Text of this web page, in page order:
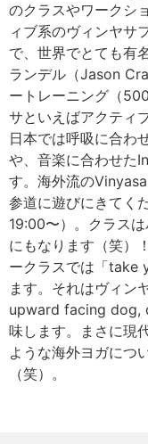
のクラスやワークシ
ィブ系のヴィンヤサ
で、世界でとても有
ランデル（Jason
ートレーニング（
サといえばアクティ
日本では呼吸に合わ
や、音楽に合わせた
す。海外流の
参道に遊びにきてく
19:00〜）。クラス
にもなります（笑）
ークラスでは「take
ます。それはヴィン
upward facing dog,
味します。まさに現
ような海外ヨガにつ
（笑）。